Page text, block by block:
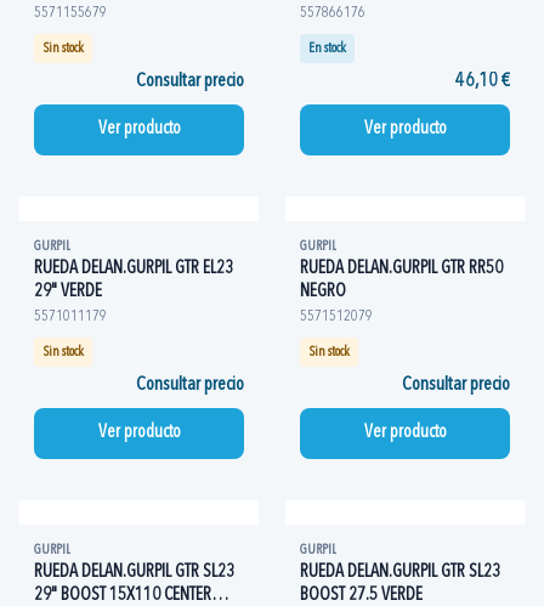
5571155679
Sin stock
Consultar precio
Ver producto
557866176
En stock
46,10 €
Ver producto
GURPIL
RUEDA DELAN.GURPIL GTR EL23
29" VERDE
5571011179
Sin stock
Consultar precio
Ver producto
GURPIL
RUEDA DELAN.GURPIL GTR RR50
NEGRO
5571512079
Sin stock
Consultar precio
Ver producto
GURPIL
RUEDA DELAN.GURPIL GTR SL23
29" BOOST 15X110 CENTER
GURPIL
RUEDA DELAN.GURPIL GTR SL23
BOOST 27.5 VERDE